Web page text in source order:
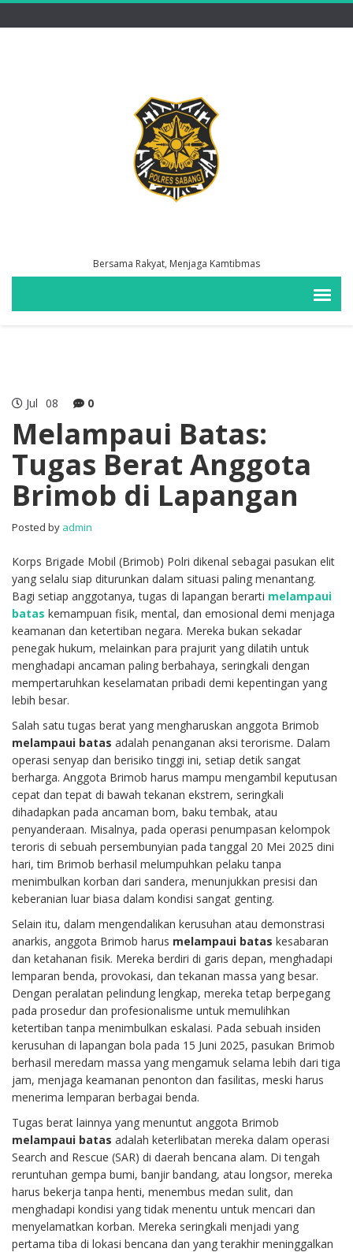
Bersama Rakyat, Menjaga Kamtibmas
Jul 08 0
Melampaui Batas:
Tugas Berat Anggota
Brimob di Lapangan
Posted by admin
Korps Brigade Mobil (Brimob) Polri dikenal sebagai pasukan elit
yang selalu siap diturunkan dalam situasi paling menantang.
Bagi setiap anggotanya, tugas di lapangan berarti melampaui
batas kemampuan fisik, mental, dan emosional demi menjaga
keamanan dan ketertiban negara. Mereka bukan sekadar
penegak hukum, melainkan para prajurit yang dilatih untuk
menghadapi ancaman paling berbahaya, seringkali dengan
mempertaruhkan keselamatan pribadi demi kepentingan yang
lebih besar.
Salah satu tugas berat yang mengharuskan anggota Brimob
melampaui batas adalah penanganan aksi terorisme. Dalam
operasi senyap dan berisiko tinggi ini, setiap detik sangat
berharga. Anggota Brimob harus mampu mengambil keputusan
cepat dan tepat di bawah tekanan ekstrem, seringkali
dihadapkan pada ancaman bom, baku tembak, atau
penyanderaan. Misalnya, pada operasi penumpasan kelompok
teroris di sebuah persembunyian pada tanggal 20 Mei 2025 dini
hari, tim Brimob berhasil melumpuhkan pelaku tanpa
menimbulkan korban dari sandera, menunjukkan presisi dan
keberanian luar biasa dalam kondisi sangat genting.
Selain itu, dalam mengendalikan kerusuhan atau demonstrasi
anarkis, anggota Brimob harus melampaui batas kesabaran
dan ketahanan fisik. Mereka berdiri di garis depan, menghadapi
lemparan benda, provokasi, dan tekanan massa yang besar.
Dengan peralatan pelindung lengkap, mereka tetap berpegang
pada prosedur dan profesionalisme untuk memulihkan
ketertiban tanpa menimbulkan eskalasi. Pada sebuah insiden
kerusuhan di lapangan bola pada 15 Juni 2025, pasukan Brimob
berhasil meredam massa yang mengamuk selama lebih dari tiga
jam, menjaga keamanan penonton dan fasilitas, meski harus
menerima lemparan berbagai benda.
Tugas berat lainnya yang menuntut anggota Brimob
melampaui batas adalah keterlibatan mereka dalam operasi
Search and Rescue (SAR) di daerah bencana alam. Di tengah
reruntuhan gempa bumi, banjir bandang, atau longsor, mereka
harus bekerja tanpa henti, menembus medan sulit, dan
menghadapi kondisi yang tidak menentu untuk mencari dan
menyelamatkan korban. Mereka seringkali menjadi yang
pertama tiba di lokasi bencana dan yang terakhir meninggalkan